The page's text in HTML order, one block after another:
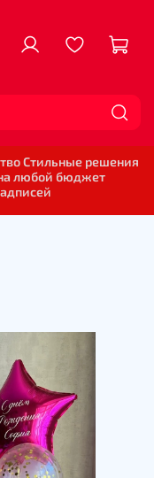
Стильные решения
любой бюджет